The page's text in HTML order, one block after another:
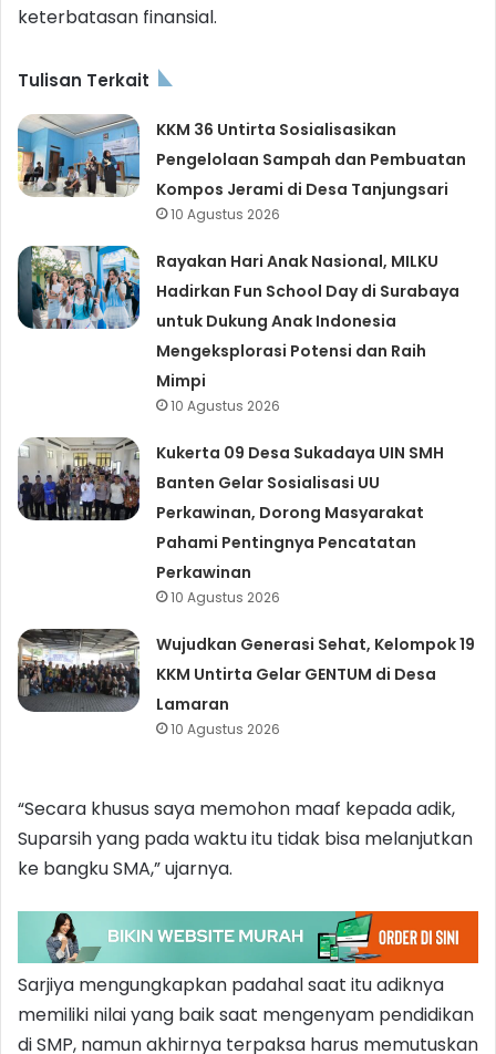
keterbatasan finansial.
Tulisan Terkait
KKM 36 Untirta Sosialisasikan
Pengelolaan Sampah dan Pembuatan
Kompos Jerami di Desa Tanjungsari
10 Agustus 2026
Rayakan Hari Anak Nasional, MILKU
Hadirkan Fun School Day di Surabaya
untuk Dukung Anak Indonesia
Mengeksplorasi Potensi dan Raih
Mimpi
10 Agustus 2026
Kukerta 09 Desa Sukadaya UIN SMH
Banten Gelar Sosialisasi UU
Perkawinan, Dorong Masyarakat
Pahami Pentingnya Pencatatan
Perkawinan
10 Agustus 2026
Wujudkan Generasi Sehat, Kelompok 19
KKM Untirta Gelar GENTUM di Desa
Lamaran
10 Agustus 2026
“Secara khusus saya memohon maaf kepada adik,
Suparsih yang pada waktu itu tidak bisa melanjutkan
ke bangku SMA,” ujarnya.
Sarjiya mengungkapkan padahal saat itu adiknya
memiliki nilai yang baik saat mengenyam pendidikan
di SMP, namun akhirnya terpaksa harus memutuskan